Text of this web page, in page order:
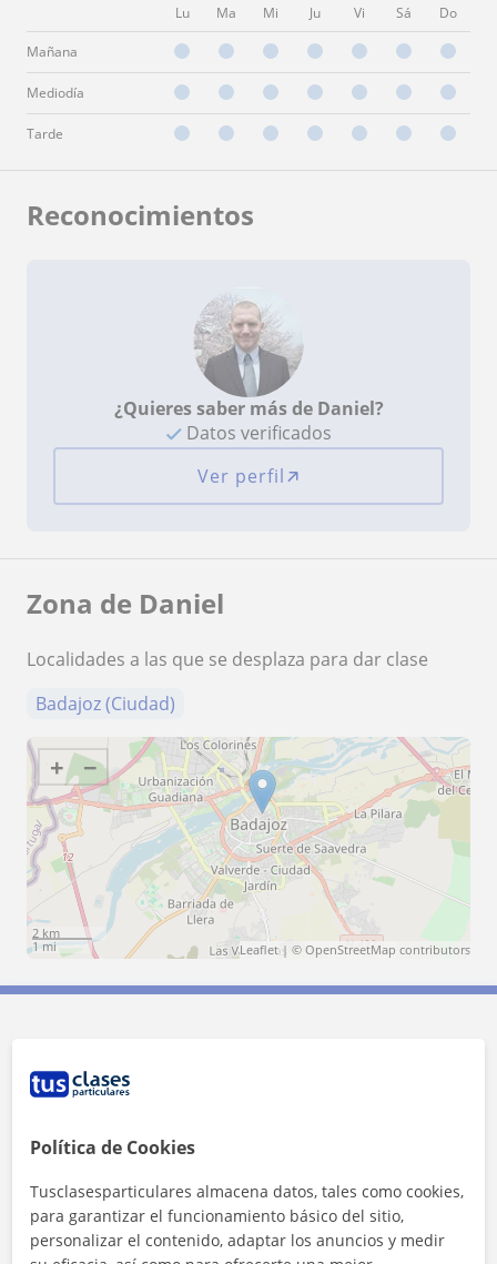
Lu Ma Mi Ju Vi Sá Do
Mañana
Mediodía
Tarde
Reconocimientos
¿Quieres saber más de Daniel?
Datos verificados
Ver perfil
Zona de Daniel
Localidades a las que se desplaza para dar clase
Badajoz (Ciudad)
+ −
2 km
1 mi
Leaflet| © OpenStreetMap contributors
Política de Cookies
Tusclasesparticulares almacena datos, tales como cookies,
para garantizar el funcionamiento básico del sitio,
personalizar el contenido, adaptar los anuncios y medir